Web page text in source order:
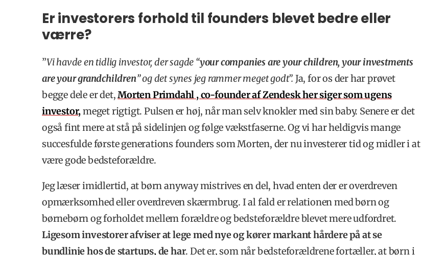
Er investorers forhold til founders blevet bedre eller
værre?
”Vi havde en tidlig investor, der sagde “your companies are your children, your investments
are your grandchildren” og det synes jeg rammer meget godt”. Ja, for os der har prøvet
begge dele er det,Morten Primdahl , co-founder af Zendesk her siger som ugens
investor,meget rigtigt. Pulsen er høj, når man selv knokler med sin baby. Senere er det
også fint mere at stå på sidelinjen og følge vækstfaserne. Og vi har heldigvis mange
succesfulde første generations founders som Morten, der nu investerer tid og midler i at
være gode bedsteforældre.
Jeg læser imidlertid, at børn anyway mistrives en del, hvad enten der er overdreven
opmærksomhed eller overdreven skærmbrug. I al fald er relationen med børn og
børnebørn og forholdet mellem forældre og bedsteforældre blevet mere udfordret.
Ligesom investorer afviser at lege med nye og kører markant hårdere på at se
bundlinje hos de startups, de har. Det er, som når bedsteforældrene fortæller, at børn i